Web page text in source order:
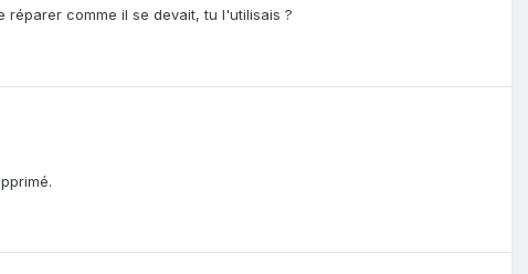
comme il se devait, tu l'utilisais ?